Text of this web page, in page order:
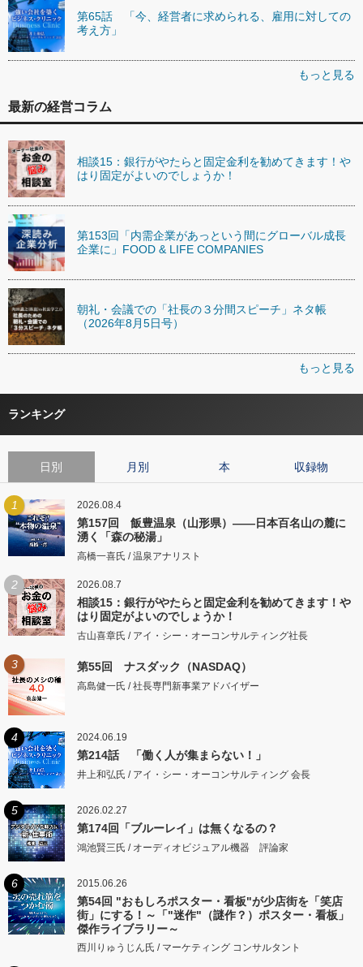
第65話 「今、経営者に求められる、雇用に対しての
考え方」
もっと見る
最新の経営コラム
相談15：銀行がやたらと固定金利を勧めてきます！や
はり固定がよいのでしょうか！
第153回「内需企業があっという間にグローバル成長
企業に」FOOD & LIFE COMPANIES
朝礼・会議での「社長の３分間スピーチ」ネタ帳
（2026年8月5日号）
もっと見る
ランキング
日別 月別 本 収録物
1 2026.08.4
第157回 飯豊温泉（山形県）――日本百名山の麓に
湧く「森の秘湯」
高橋一喜氏 / 温泉アナリスト
2 2026.08.7
相談15：銀行がやたらと固定金利を勧めてきます！や
はり固定がよいのでしょうか！
古山喜章氏 / アイ・シー・オーコンサルティング社長
3 第55回 ナスダック（NASDAQ）
高島健一氏 / 社長専門新事業アドバイザー
4 2024.06.19
第214話 「働く人が集まらない！」
井上和弘氏 / アイ・シー・オーコンサルティング 会長
5 2026.02.27
第174回「ブルーレイ」は無くなるの？
鴻池賢三氏 / オーディオビジュアル機器 評論家
6 2015.06.26
第54回 "おもしろポスター・看板"が少店街を「笑店
街」にする！～「"迷作"（謎作？）ポスター・看板」
傑作ライブラリー～
西川りゅうじん氏 / マーケティング コンサルタント